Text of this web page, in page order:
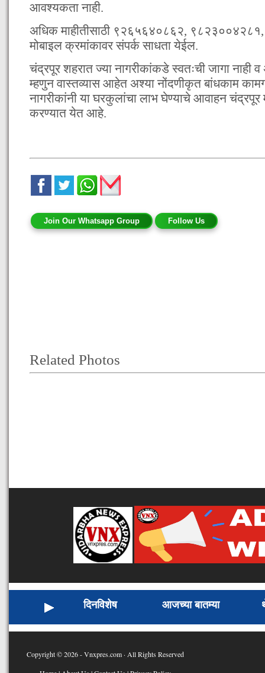
आवश्यकता नाही.
अधिक माहीतीसाठी ९२६५६४०८६२,
मोबाइल क्रमांकावर संपर्क साधता येईल.
चंद्रपूर शहरात ज्या नागरीकांकडे स्वतःची जागा नाही
म्हणुन वास्तव्यास आहेत अश्या नोंदणीकृत बांधकाम
नागरीकांनी या घरकुलांचा लाभ घेण्याचे आवाहन चंद्रपूर
करण्यात येत आहे.
Join Our Whatsapp Group Follow Us
Related Photos
दिनविशेष आजच्या बातम्या
Copyright © 2026 - Vnxpres.com · All Rights Reserved